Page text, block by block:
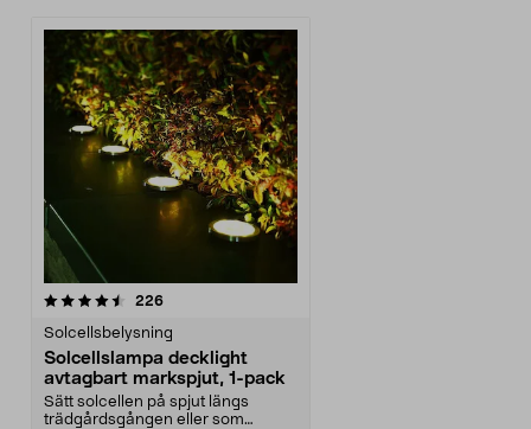
226recensioner
Solcellsbelysning
Solcellslampa decklight
avtagbart markspjut, 1-pack
Sätt solcellen på spjut längs
trädgårdsgången eller som